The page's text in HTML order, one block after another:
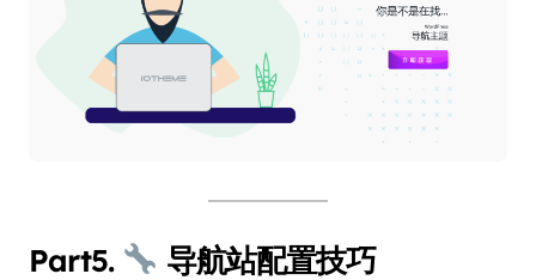
Part5. 导航站配置技巧